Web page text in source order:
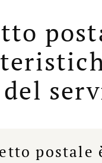
postale